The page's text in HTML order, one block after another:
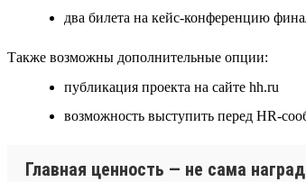
два билета на кейс-конференцию
Также возможны дополнительные опции:
публикация проекта на сайте hh.ru
возможность выступить перед HR-
Главная ценность — не сама